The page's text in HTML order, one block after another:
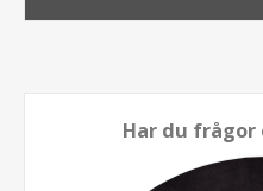
Har du frågor